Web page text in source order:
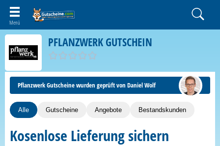
PFLANZWERK GUTSCHEIN
Pflanzwerk Gutscheine wurden geprüft von Daniel Wolf
Alle Gutscheine Angebote Bestandskunden
Kosenlose Lieferung sichern